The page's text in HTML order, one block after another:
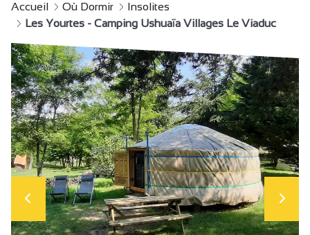
Accueil Où Dormir
Insolites
Les Yourtes - Camping Ushuaïa Villages Le Viaduc